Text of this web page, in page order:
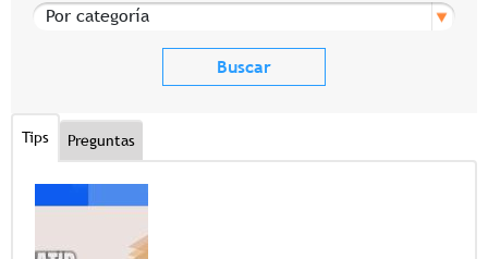
Por categoría
Tips Preguntas